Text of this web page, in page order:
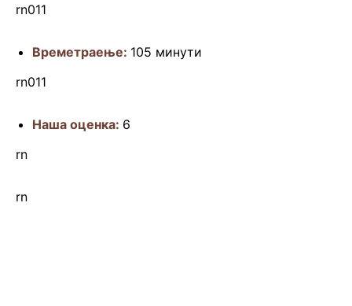
rn011
Времетраење: 105 минути
rn011
Наша оценка: 6
rn
rn